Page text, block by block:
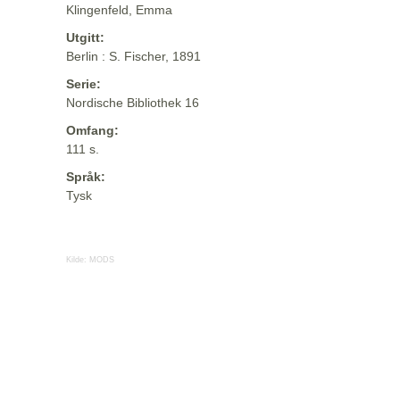
Klingenfeld, Emma
Utgitt:
Berlin : S. Fischer, 1891
Serie:
Nordische Bibliothek 16
Omfang:
111 s.
Språk:
Tysk
Kilde: MODS